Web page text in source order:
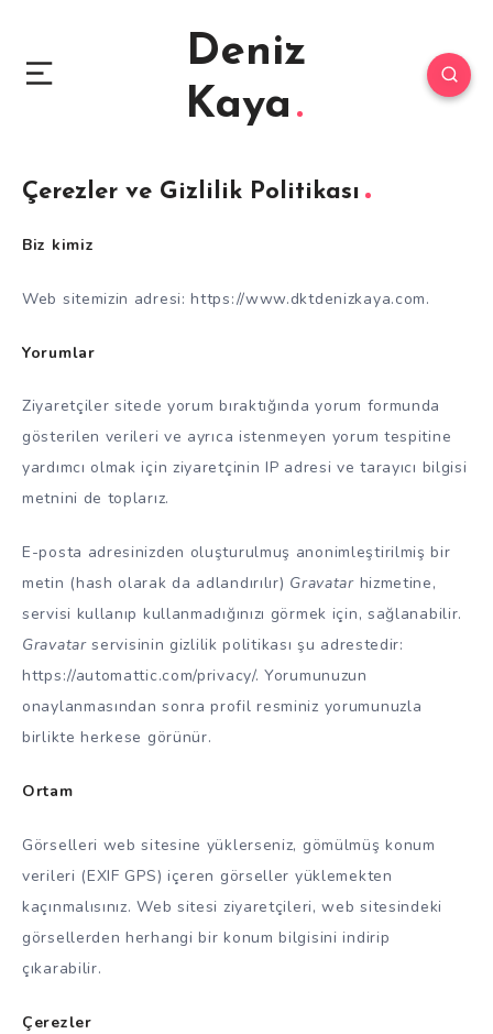
Deniz
Kaya
Çerezler ve Gizlilik Politikası
Biz kimiz
Web sitemizin adresi: https://www.dktdenizkaya.com.
Yorumlar
Ziyaretçiler sitede yorum bıraktığında yorum formunda
gösterilen verileri ve ayrıca istenmeyen yorum tespitine
yardımcı olmak için ziyaretçinin IP adresi ve tarayıcı bilgisi
metnini de toplarız.
E-posta adresinizden oluşturulmuş anonimleştirilmiş bir
metin (hash olarak da adlandırılır) Gravatarhizmetine,
servisi kullanıp kullanmadığınızı görmek için, sağlanabilir.
Gravatarservisinin gizlilik politikası şu adrestedir:
https://automattic.com/privacy/. Yorumunuzun
onaylanmasından sonra profil resminiz yorumunuzla
birlikte herkese görünür.
Ortam
Görselleri web sitesine yüklerseniz, gömülmüş konum
verileri (EXIF GPS) içeren görseller yüklemekten
kaçınmalısınız. Web sitesi ziyaretçileri, web sitesindeki
görsellerden herhangi bir konum bilgisini indirip
çıkarabilir.
Çerezler